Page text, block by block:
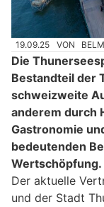
19.09.25 VON
Die
Bestandteil der
schweizweite
anderem durch
Gastronomie
bedeutenden
Wertschöpfung.
Der aktuelle
und der Stadt